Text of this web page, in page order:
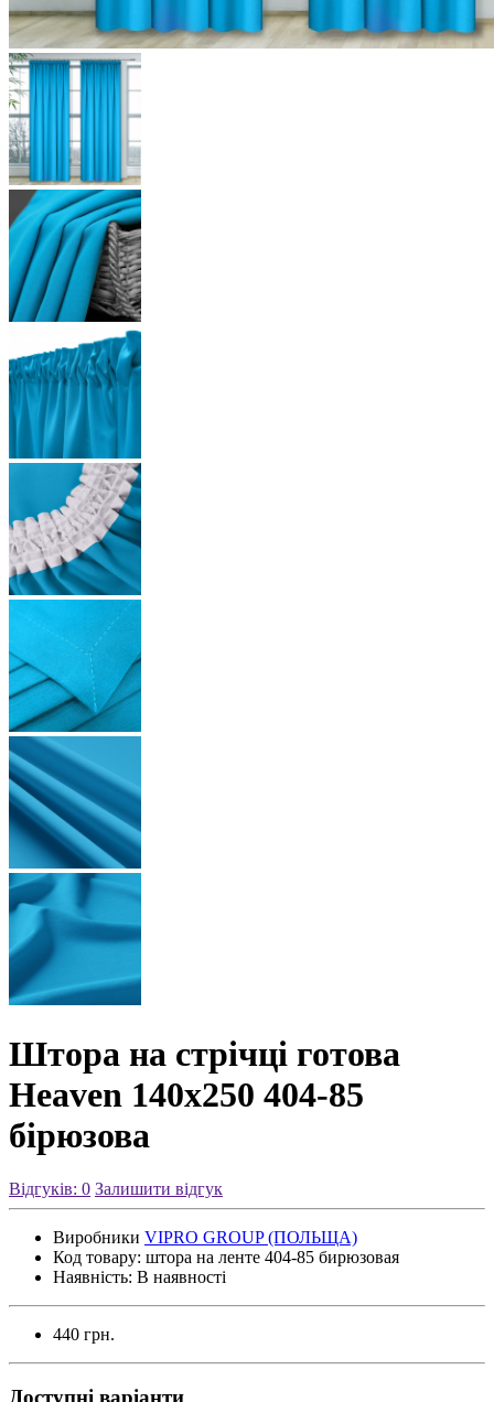
Штора на стрічці готова
Heaven 140х250 404-85
бірюзова
Відгуків: 0 Залишити відгук
Виробники VIPRO GROUP (ПОЛЬЩА)
Код товару: штора на ленте 404-85 бирюзовая
Наявність: В наявності
440 грн.
Доступні варіанти